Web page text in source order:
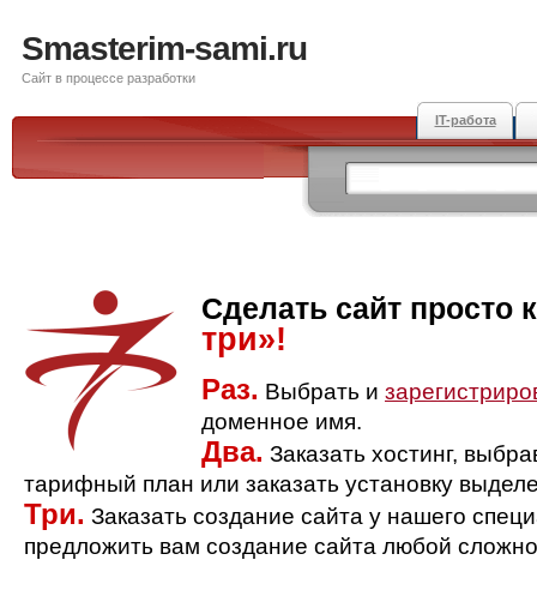
Smasterim-sami.ru
Сайт в процессе разработки
IT-работа
Сделать сайт просто
три»!
Раз. Выбрать и
доменное имя.
Два. Заказать хостинг,
тарифный план или заказать установку
Три. Заказать создание сайта у нашего
предложить вам создание сайта любой